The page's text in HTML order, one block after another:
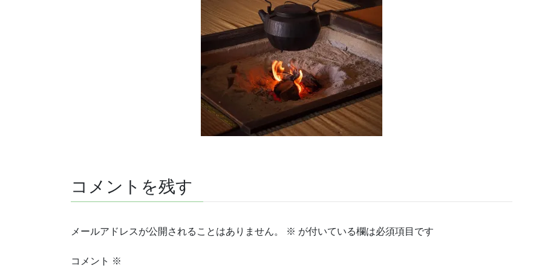
コメントを残す
メールアドレスが公開されることはありません。 ※ が付いている欄は必須項目です
コメント ※